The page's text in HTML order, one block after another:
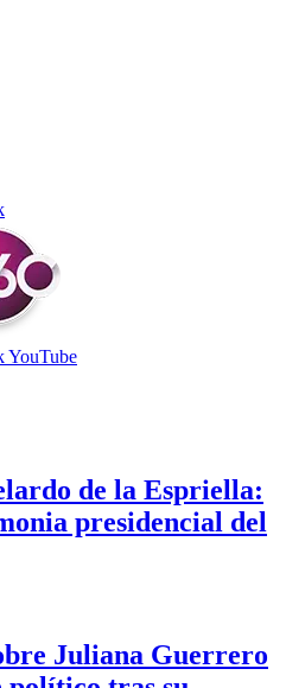
YouTube
de la Espriella:
presidencial del
Juliana Guerrero